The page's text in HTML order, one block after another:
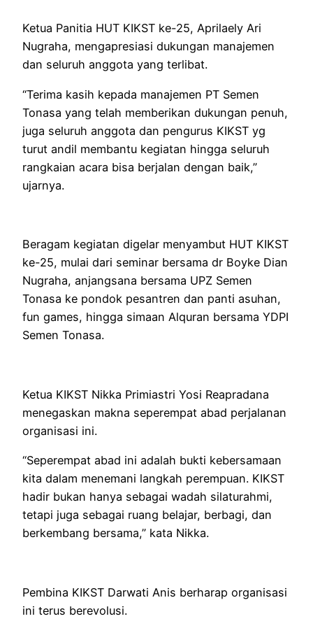
Ketua Panitia HUT KIKST ke-25, Aprilaely Ari
Nugraha, mengapresiasi dukungan manajemen
dan seluruh anggota yang terlibat.
“Terima kasih kepada manajemen PT Semen
Tonasa yang telah memberikan dukungan penuh,
juga seluruh anggota dan pengurus KIKST yg
turut andil membantu kegiatan hingga seluruh
rangkaian acara bisa berjalan dengan baik,”
ujarnya.
Beragam kegiatan digelar menyambut HUT KIKST
ke-25, mulai dari seminar bersama dr Boyke Dian
Nugraha, anjangsana bersama UPZ Semen
Tonasa ke pondok pesantren dan panti asuhan,
fun games, hingga simaan Alquran bersama YDPI
Semen Tonasa.
Ketua KIKST Nikka Primiastri Yosi Reapradana
menegaskan makna seperempat abad perjalanan
organisasi ini.
“Seperempat abad ini adalah bukti kebersamaan
kita dalam menemani langkah perempuan. KIKST
hadir bukan hanya sebagai wadah silaturahmi,
tetapi juga sebagai ruang belajar, berbagi, dan
berkembang bersama,” kata Nikka.
Pembina KIKST Darwati Anis berharap organisasi
ini terus berevolusi.